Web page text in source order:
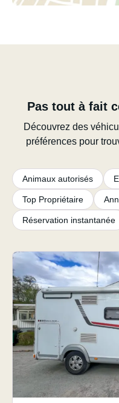
Pas tout à fait
Découvrez des
préférences pour
Animaux autorisés
Top Propriétaire
Réservation instantanée